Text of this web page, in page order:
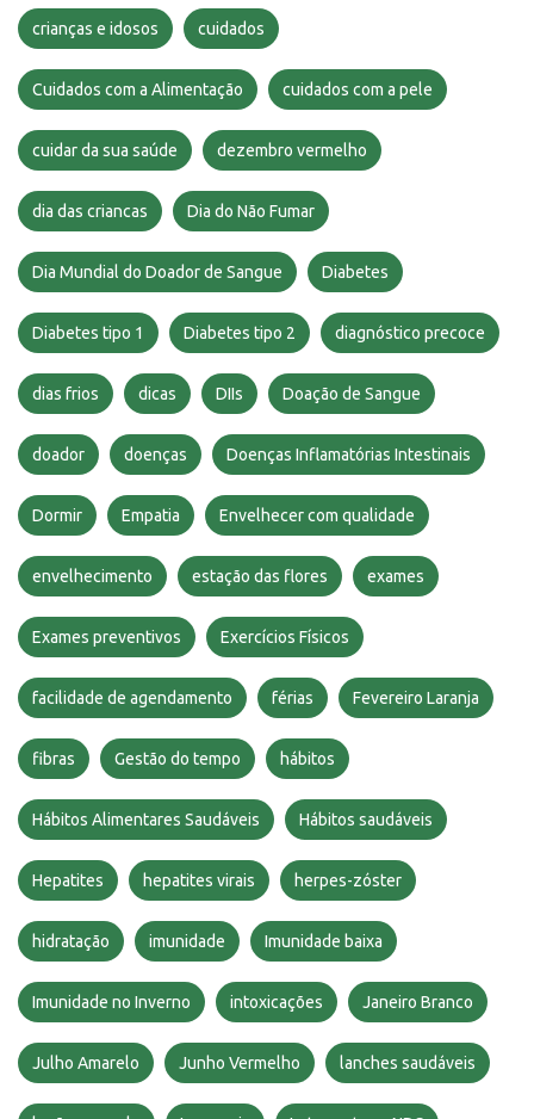
crianças e idosos cuidados
Cuidados com a Alimentação cuidados com a pele
cuidar da sua saúde dezembro vermelho
dia das criancas Dia do Não Fumar
Dia Mundial do Doador de Sangue Diabetes
Diabetes tipo 1 Diabetes tipo 2 diagnóstico precoce
dias frios dicas DIIs Doação de Sangue
doador doenças Doenças Inflamatórias Intestinais
Dormir Empatia Envelhecer com qualidade
envelhecimento estação das flores exames
Exames preventivos Exercícios Físicos
facilidade de agendamento férias Fevereiro Laranja
fibras Gestão do tempo hábitos
Hábitos Alimentares Saudáveis Hábitos saudáveis
Hepatites hepatites virais herpes-zóster
hidratação imunidade Imunidade baixa
Imunidade no Inverno intoxicações Janeiro Branco
Julho Amarelo Junho Vermelho lanches saudáveis